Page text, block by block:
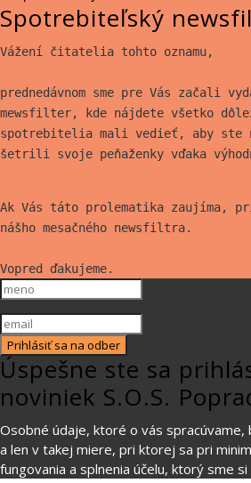
Spotrebiteľský
Vážení čitatelia tohto oznamu,
prednedávnom sme pre Vás začali
mewsfilter, kde nájdete všetko
spotrebitelia mali vedieť, aby ste
šetrili svoje peňaženky vďaka
Ak Vás táto prolematika zaujíma,
nášho mesačného newsfiltra.
Vopred ďakujeme.
Prihlásiť sa na odber
Úspešne ste sa
noviniek S.O.S.
Osobné údaje, ktoré o vás spracúvame,
a len v takej miere, pri ktorej sa pri
fungovania a splnenia účelu, ktorý sme